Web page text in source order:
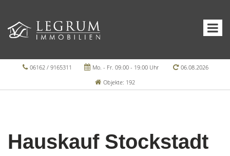
06162 / 9165311 Mo. - Fr. 09.00 - 19.00 Uhr
06.08.2026
Objekte: 192
Hauskauf Stockstadt